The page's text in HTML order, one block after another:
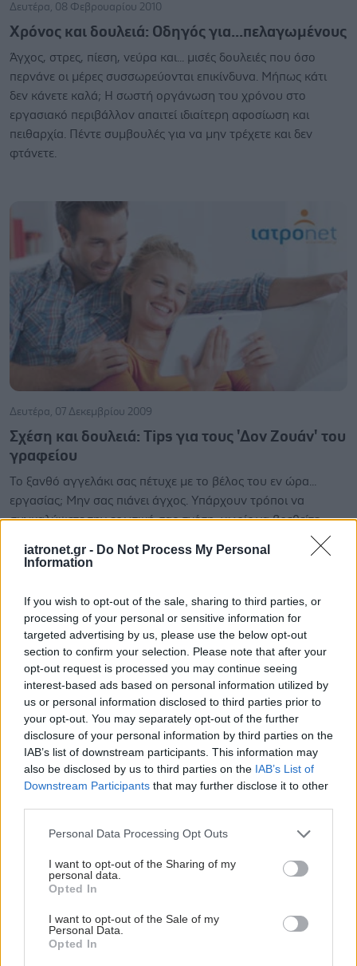
iatronet.gr - Do Not Process My Personal
Information
If you wish to opt-out of the sale, sharing to third parties, or
processing of your personal or sensitive information for
targeted advertising by us, please use the below opt-out
section to confirm your selection. Please note that after your
opt-out request is processed you may continue seeing
interest-based ads based on personal information utilized by
us or personal information disclosed to third parties prior to
your opt-out. You may separately opt-out of the further
disclosure of your personal information by third parties on the
IAB’s list of downstream participants. This information may
also be disclosed by us to third parties on the IAB’s List of
Downstream Participants that may further disclose it to other
Please note that this website/app uses one or more Google
not limited to your visit or usage behaviour. You may click to
grant or deny consent to Google and its third-party tags to
use your data for below specified purposes in below Google
consent section.
Personal Data Processing Opt Outs
I want to opt-out of the Sharing of my
personal data.
Opted In
I want to opt-out of the Sale of my
Personal Data.
Opted In
Δευτέρα, 08 Φεβρουαρίου 2010
Χρόνος και δουλειά: Οδηγός για...πελαγωμένους
Άγχος, στρες, πίεση, νεύρα και... μισές δουλειές που όσο
περνάνε οι μέρες συσσωρεύονται επικίνδυνα. Μήπως κάτι
δεν κάνετε καλά; Η σωστή οργάνωση του χρόνου στο
εργασιακό περιβάλλον απαιτεί ιδιαίτερη αφοσίωση και
πειθαρχία. Πέντε συμβουλές για να μην τρέχετε και δεν
φτάνετε.
Δευτέρα, 07 Δεκεμβρίου 2009
Σχέση και δουλειά: Tips για τους 'Δον Ζουάν' του
γραφείου
Το ξανθό αγγελάκι σας πέτυχε με το βέλος του εν ώρα...
εργασίας; Μην σας πιάνει άγχος. Υπάρχουν τρόποι να
συγκαλύψετε την ερωτική σας σχέση, χωρίς να βρεθείτε
εσείς ή το έτερον σας ήμισυ σε δύσκολη –επαγγελματικά–
θέση. Μάθετε πως.
Πώς να μην... χάνετε χρόνο!
Πού πάει ο χαμένος χρόνος σας; Η πίεση χρόνου επηρεάζει
την ποιότητα της εργασίας, καταπιέζει την προσωπική ζωή
συχνότερες διαρροές χρόνου και σας προτείνει 9 τρόπους
αποτελεσματικής οργάνωσης. Γιατί ο χρόνος είναι χρήμα και